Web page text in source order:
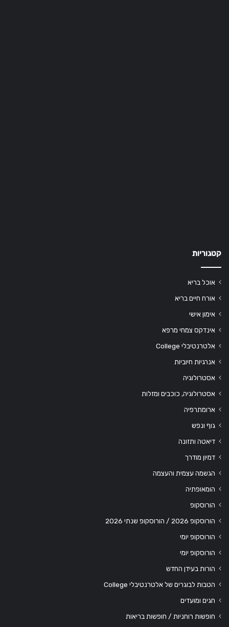
קטגוריות
אוכל בריא
אורח חיים בריא
אימון אישי
אינדקס צמחי מרפא
אלטרנטיבלי College
אנרגיות חיוביות
אסטרולוגיה
אסטרולוגיה, כוכבים ומזלות
ארומתרפיה
גוף ונפש
דיאטה ותזונה
דמיון מודרך
הגשמה עצמית והעצמה
הומאופתיה
הורוסקופ
הורוסקופ 2026 / הורוסקופ שנתי 2026
הורוסקופ יומי
הורוסקופ יומי
הורות בעידן החדש
הטבות לבוגרים של אלטרנטיבלי College
חגים ומועדים
חופשות רוחניות / חופשות בריאות